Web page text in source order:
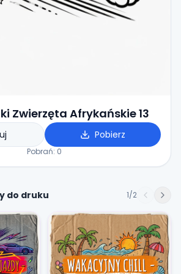
Zwierzęta Afrykańskie 13
Pobierz
Pobrań: 0
do druku 1/2